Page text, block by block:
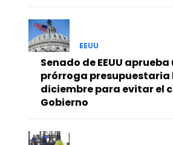
EEUU
Senado de EEUU aprueba
prórroga presupuestaria
diciembre para evitar el
Gobierno